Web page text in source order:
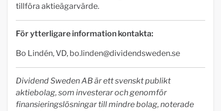
tillföra aktieägarvärde.
För ytterligare information kontakta:
Bo Lindén, VD, bo.linden@dividendsweden.se
Dividend Sweden AB är ett svenskt publikt
aktiebolag, som investerar och genomför
finansieringslösningar till mindre bolag, noterade